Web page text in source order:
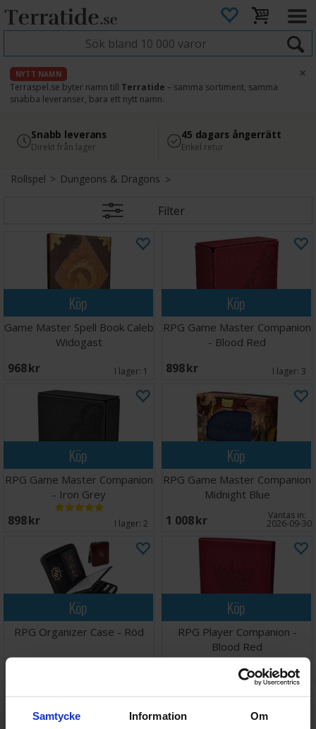
Samtycke Information Om
NYTT NAMN
Terraspel.se byter namn till Terratide – samma sortiment, samma
snabba leveranser, bara ett nytt namn.
×
4.8
Läs omdömen på Google
Säker betalning
med Svea
Snabb leverans
Direkt från lager
45 dagars ångerrätt
Enkel retur
Rollspel> Dungeons & Dragons
Filter
Köp
Game Master Spell Book Caleb
Widogast
968 SEK I lager: 1
Köp
RPG Game Master Companion
- Blood Red
898 SEK I lager: 3
Köp
RPG Game Master Companion
- Iron Grey
898 SEK I lager: 2
Köp
RPG Game Master Companion
Midnight Blue
1 008 SEK Väntas in:
2026-09-30
Köp
RPG Organizer Case - Röd
Köp
RPG Player Companion -
Blood Red
I lager: